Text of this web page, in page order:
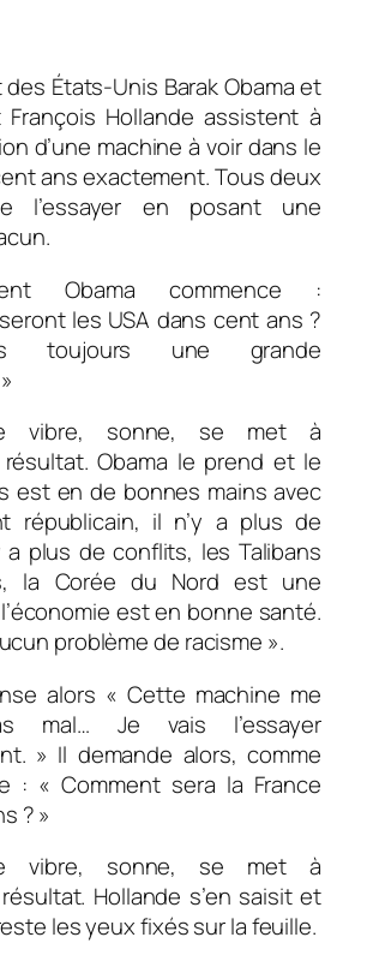
États-Unis Barak Obama et
Hollande assistent à
d’une machine à voir dans le
ans exactement. Tous deux
l’essayer en posant une
Obama commence :
les USA dans cent ans ?
toujours une grande
vibre, sonne, se met à
Obama le prend et le
est en de bonnes mains avec
républicain, il n’y a plus de
a plus de conflits, les Talibans
la Corée du Nord est une
est en bonne santé.
problème de racisme ».
alors « Cette machine me
mal… Je vais l’essayer
» Il demande alors, comme
: « Comment sera la France
? »
vibre, sonne, se met à
Hollande s’en saisit et
les yeux fixés sur la feuille.